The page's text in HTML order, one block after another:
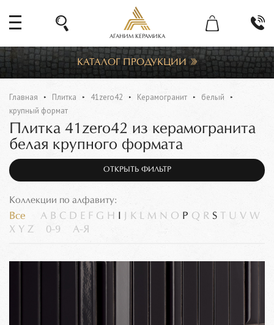
АГАНИМ КЕРАМИКА
КАТАЛОГ ПРОДУКЦИИ
Главная Плитка 41zero42 Керамогранит
белый
крупный формат
Плитка 41zero42 из керамогранита
белая крупного формата
ОТКРЫТЬ ФИЛЬТР
Коллекции по алфавиту:
Все A B C D E F G H I K L M N O P Q R S U V W
X Y Z 0-9 А-Я